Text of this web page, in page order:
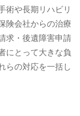
術や長期リハビリ
険会社からの治療
求・後遺障害申請
にとって大きな負
らの対応を一括し